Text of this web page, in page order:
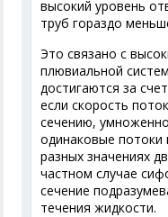
высокий уровень
труб гораздо
Это связано с
плювиальной
достигаются за
если скорость
сечению,
одинаковые потоки
разных значениях
частном случае
сечение
течения жидкости.